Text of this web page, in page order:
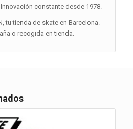
constante desde 1978.
tu tienda de skate en Barcelona.
o recogida en tienda.